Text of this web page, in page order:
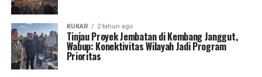
KUKAR 2 tahun ago
Tinjau Proyek Jembatan di Kembang Janggut,
Wabup: Konektivitas Wilayah Jadi Program
Prioritas